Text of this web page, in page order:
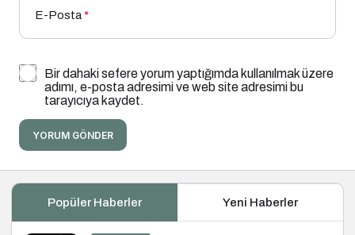
E-Posta*
Bir dahaki sefere yorum yaptığımda kullanılmak üzere
adımı, e-posta adresimi ve web site adresimi bu
tarayıcıya kaydet.
YORUM GÖNDER
Popüler Haberler Yeni Haberler